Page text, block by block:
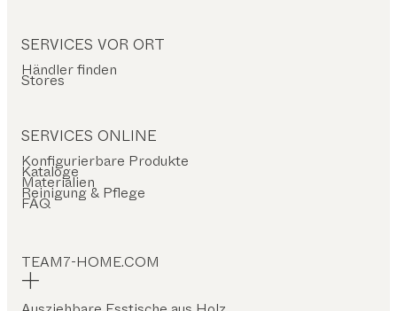
SERVICES VOR ORT
Händler finden
Stores
SERVICES ONLINE
Konfigurierbare Produkte
Kataloge
Materialien
Reinigung & Pflege
FAQ
TEAM7-HOME.COM